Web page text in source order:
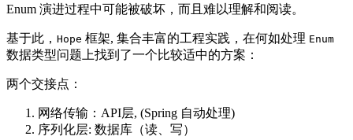
Enum 演进过程中可能被破坏，而且难以理解和阅读。
基于此， Hope 框架, 集合丰富的工程实践，在何如处理 Enum
数据类型问题上找到了一个比较适中的方案：
两个交接点：
网络传输：API层, (Spring 自动处理)
序列化层: 数据库（读、写）